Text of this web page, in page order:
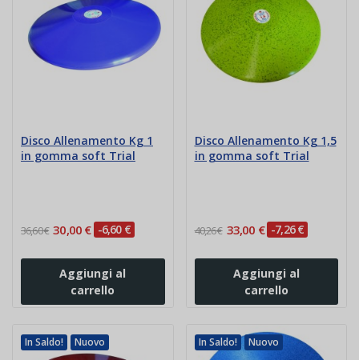
Disco Allenamento Kg 1
in gomma soft Trial
36,60 € 30,00 € -6,60 €
Aggiungi al
carrello
Disco Allenamento Kg 1,5
in gomma soft Trial
40,26 € 33,00 € -7,26 €
Aggiungi al
carrello
In Saldo! Nuovo In Saldo! Nuovo